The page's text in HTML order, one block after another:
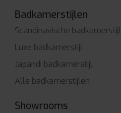
Badkamerstijlen
Scandinavische badkamerstijl
Luxe badkamerstijl
Japandi badkamerstijl
Alle badkamerstijlen
Showrooms